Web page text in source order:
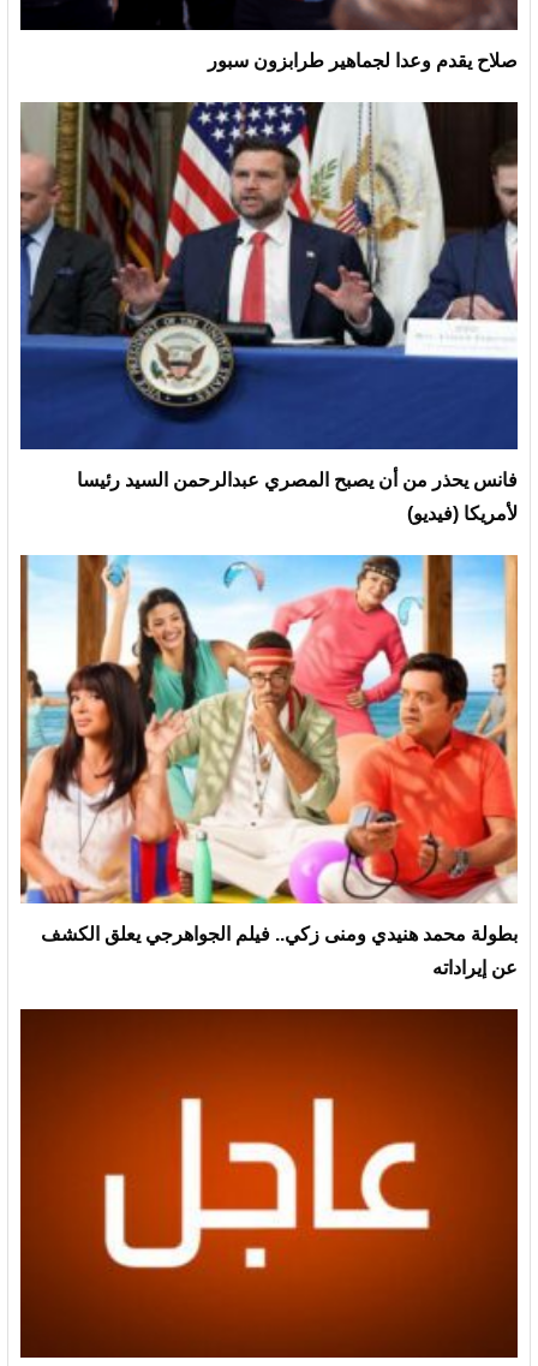
صلاح يقدم وعدا لجماهير طرابزون سبور
فانس يحذر من أن يصبح المصري عبدالرحمن السيد رئيسا
لأمريكا (فيديو)
بطولة محمد هنيدي ومنى زكي.. فيلم الجواهرجي يعلق الكشف
عن إيراداته